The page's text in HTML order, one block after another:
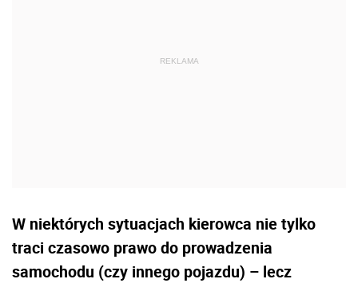
W niektórych sytuacjach kierowca nie tylko
traci czasowo prawo do prowadzenia
samochodu (czy innego pojazdu) – lecz